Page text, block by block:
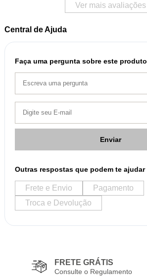
Ver mais avaliações
Central de Ajuda
Faça uma pergunta sobre este produto
Enviar
Outras respostas que podem te ajudar
Frete e Envio
Pagamento
Troca e Devolução
FRETE GRÁTIS
Consulte o Regulamento